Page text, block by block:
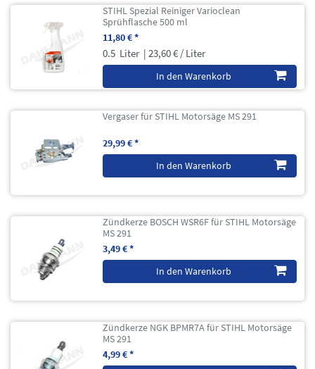
STIHL Spezial Reiniger Varioclean
Sprühflasche 500 ml
11,80 € *
0.5 Liter | 23,60 € / Liter
In den Warenkorb
Vergaser für STIHL Motorsäge MS 291
29,99 € *
In den Warenkorb
Zündkerze BOSCH WSR6F für STIHL Motorsäge
MS 291
3,49 € *
In den Warenkorb
Zündkerze NGK BPMR7A für STIHL Motorsäge
MS 291
4,99 € *